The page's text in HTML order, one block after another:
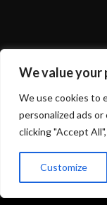
We value your
We use cookies to
personalized ads
clicking "Accept
Customize